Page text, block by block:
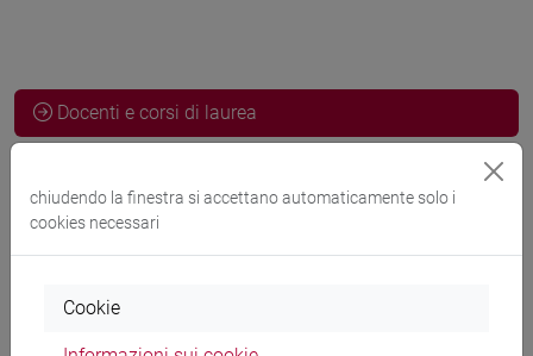
Docenti e corsi di laurea
Docenti
chiudendo la finestra si accettano automaticamente solo i
cookies necessari
Cookie